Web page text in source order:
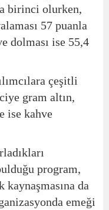
birinci olurken,
57 puanla
dolması ise 55,4
çeşitli
gram altın,
ise kahve
program,
kaynaşmasına da
emeği